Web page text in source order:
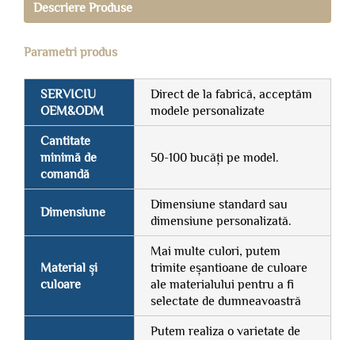
Descriere Produse
Parametri produs
SERVICIU
OEM&ODM
Direct de la fabrică, acceptăm
modele personalizate
Cantitate
minimă de
comandă
50-100 bucăți pe model.
Dimensiune
Dimensiune standard sau
dimensiune personalizată.
Material și
culoare
Mai multe culori, putem
trimite eșantioane de culoare
ale materialului pentru a fi
selectate de dumneavoastră
Putem realiza o varietate de